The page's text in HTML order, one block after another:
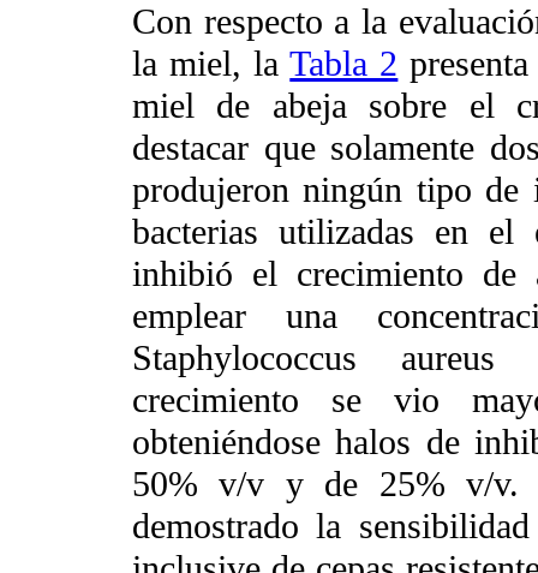
Con respecto a la
la miel, laTabla 2
miel de abeja sobre el
destacar que solamente
produjeron ningún tipo
bacterias utilizadas en
inhibió el crecimiento de
emplear una
Staphylococcus aureus
crecimiento se vio
obteniéndose halos de
50% v/v y de 25% v/v.
demostrado la